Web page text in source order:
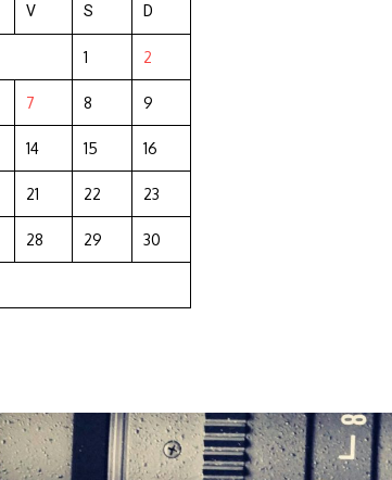
V S D
1 2
7 8 9
14 15 16
21 22 23
28 29 30